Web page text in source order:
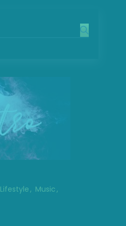
Lifestyle
Music